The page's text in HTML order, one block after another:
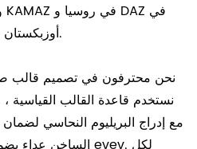
أوزبكستان وشركة أستراليا وما إلى ذلك.
نحن محترفون في تصميم قالب
نستخدم قاعدة القالب القياسية